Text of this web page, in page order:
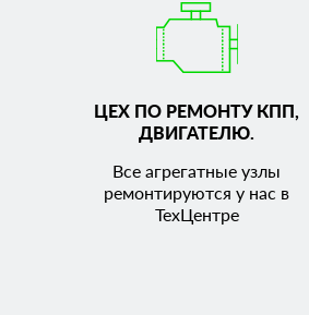
ЦЕХ ПО РЕМОНТУ КПП,
ДВИГАТЕЛЮ.
Все агрегатные узлы
ремонтируются у нас в
ТехЦентре